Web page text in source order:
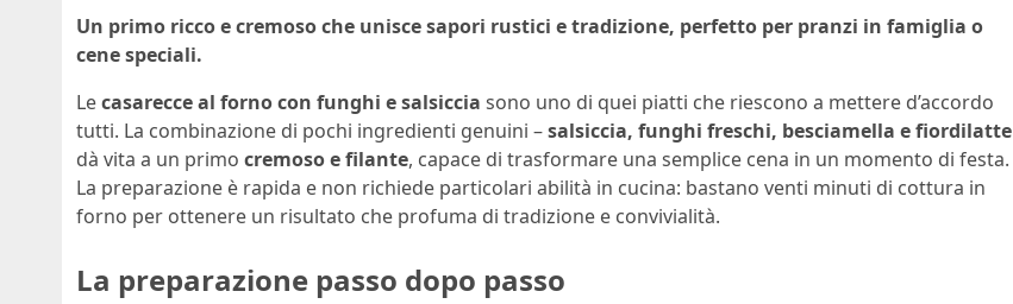
Un primo ricco e cremoso che unisce sapori rustici e tradizione, perfetto per pranzi in famiglia o
cene speciali.
Lecasarecce al forno con funghi e salsiccia sono uno di quei piatti che riescono a mettere d’accordo
tutti. La combinazione di pochi ingredienti genuini –salsiccia, funghi freschi, besciamella e fiordilatte
dà vita a un primo cremoso e filante, capace di trasformare una semplice cena in un momento di festa.
La preparazione è rapida e non richiede particolari abilità in cucina: bastano venti minuti di cottura in
forno per ottenere un risultato che profuma di tradizione e convivialità.
La preparazione passo dopo passo